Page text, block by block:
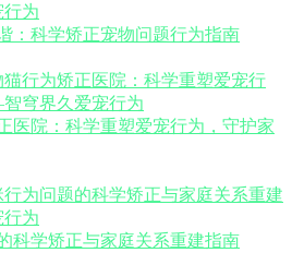
：科学矫正宠物问题行为指南
医院：科学重塑爱宠行为，守护家
科学矫正与家庭关系重建指南